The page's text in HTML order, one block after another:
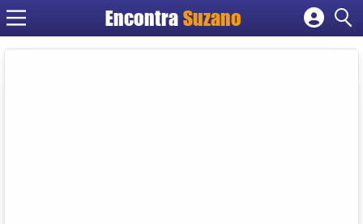
EncontraSuzano
Cadastrar empresa